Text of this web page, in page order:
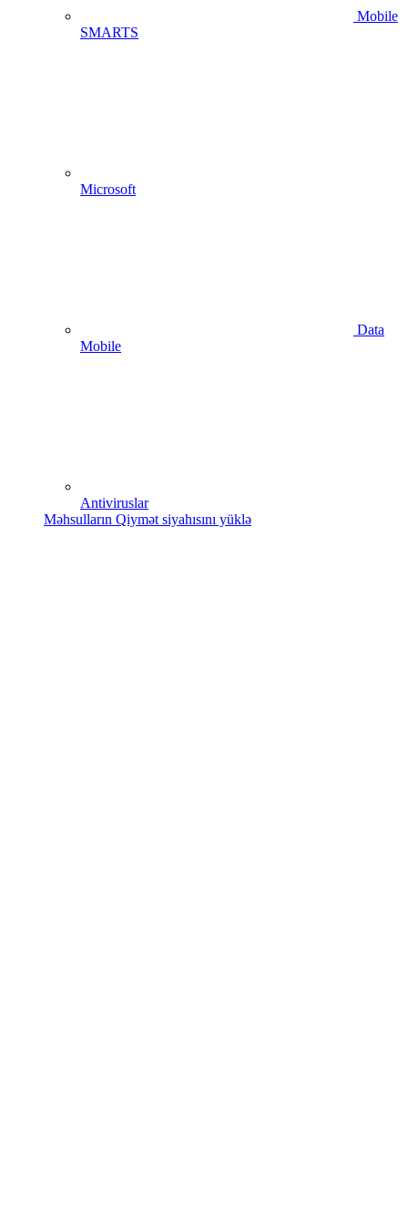
Mobile
SMARTS
Microsoft
Data
Mobile
Antiviruslar
Məhsulların Qiymət siyahısını yüklə